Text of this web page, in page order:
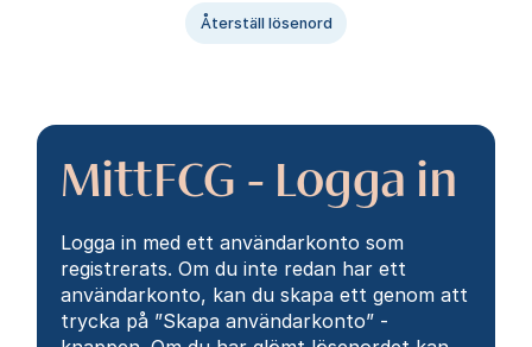
Återställ lösenord
MittFCG - Logga in
Logga in med ett användarkonto som
registrerats. Om du inte redan har ett
användarkonto, kan du skapa ett genom att
trycka på ”Skapa användarkonto” -